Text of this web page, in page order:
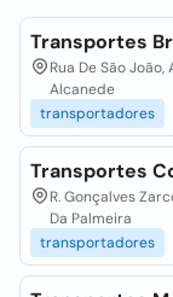
Transportes
Rua De São
Alcanede
transportadores
Transportes
R. Gonçalves
Da Palmeira
transportadores